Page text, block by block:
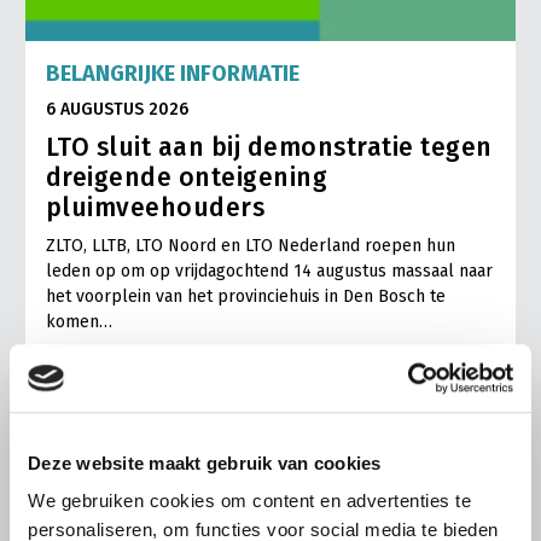
Deze website maakt gebruik van cookies
We gebruiken cookies om content en advertenties te
personaliseren, om functies voor social media te bieden
BELANGRIJKE INFORMATIE
6 AUGUSTUS 2026
LTO sluit aan bij demonstratie tegen
dreigende onteigening
pluimveehouders
ZLTO, LLTB, LTO Noord en LTO Nederland roepen hun
leden op om op vrijdagochtend 14 augustus massaal naar
het voorplein van het provinciehuis in Den Bosch te
komen…
Lees meer